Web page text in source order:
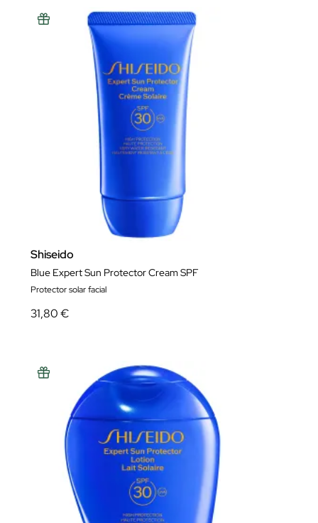
Shiseido
Blue Expert Sun Protector Cream SPF
Protector solar facial
31,80 €